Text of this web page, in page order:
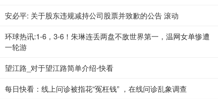
安必平: 关于股东违规减持公司股票并致歉的公告 滚动
环球热讯:1-6，3-6！朱琳连丢两盘不敌世界第一，温网女单惨遭
一轮游
望江路_对于望江路简单介绍-快看
每日快看：线上问诊被指花“冤枉钱” ，在线问诊乱象调查